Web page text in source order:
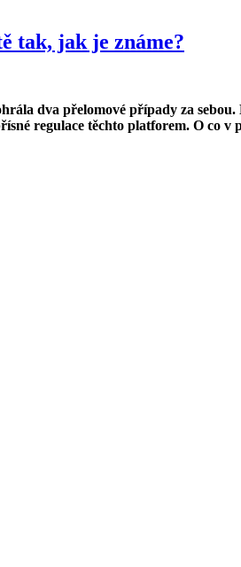
tak, jak je známe?
dva přelomové případy za
regulace těchto platforem. O co